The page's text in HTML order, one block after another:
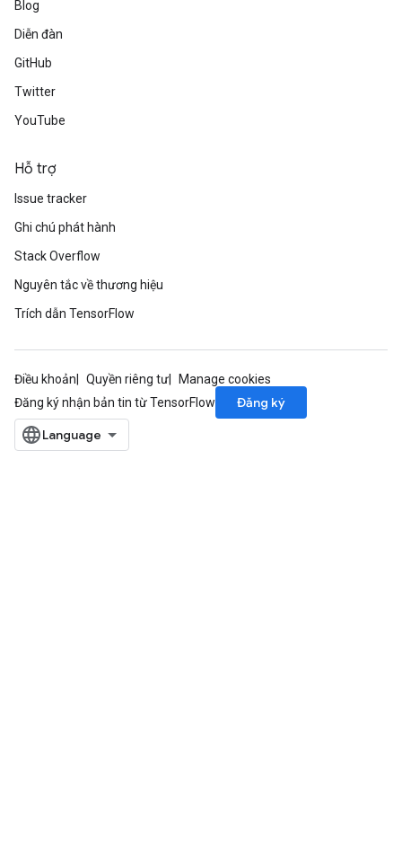
Blog
Diễn đàn
GitHub
Twitter
YouTube
Hỗ trợ
Issue tracker
Ghi chú phát hành
Stack Overflow
Nguyên tắc về thương hiệu
Trích dẫn TensorFlow
Điều khoản Quyền riêng tư
Manage cookies
Đăng ký nhận bản tin từ TensorFlow
Đăng ký